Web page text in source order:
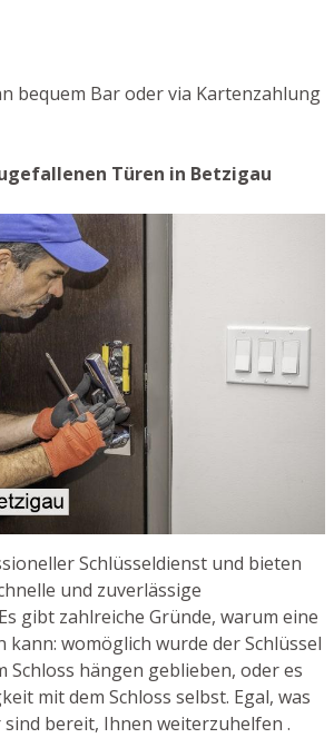
bequem Bar oder via Kartenzahlung
Türen in Betzigau
Schlüsseldienst und bieten
und zuverlässige
gibt zahlreiche Gründe, warum eine
kann: womöglich wurde der Schlüssel
Schloss hängen geblieben, oder es
mit dem Schloss selbst. Egal, was
sind bereit, Ihnen weiterzuhelfen .